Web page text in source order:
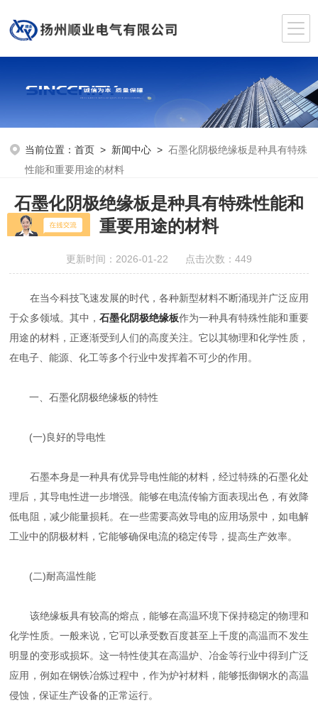
当前位置：首页 > 新闻中心 >石墨化阴极绝缘板是种具有特殊
性能和重要用途的材料
石墨化阴极绝缘板是种具有特殊性能和
重要用途的材料
更新时间：2026-01-22 点击次数：449
在当今科技飞速发展的时代，各种新型材料不断涌现并广泛应用
于众多领域。其中， 石墨化阴极绝缘板作为一种具有特殊性能和重要
用途的材料，正逐渐受到人们的高度关注。它以其物理和化学性质，
在电子、能源、化工等多个行业中发挥着不可少的作用。
一、石墨化阴极绝缘板的特性
(一)良好的导电性
石墨本身是一种具有优异导电性能的材料，经过特殊的石墨化处
理后，其导电性进一步增强。能够在电流传输方面表现出色，有效降
低电阻，减少能量损耗。在一些需要高效导电的应用场景中，如电解
工业中的阴极材料，它能够确保电流的稳定传导，提高生产效率。
(二)耐高温性能
该绝缘板具有较高的熔点，能够在高温环境下保持稳定的物理和
化学性质。一般来说，它可以承受数百度甚至上千度的高温而不发生
明显的变形或损坏。这一特性使其在高温炉、冶金等行业中得到广泛
应用，例如在钢铁冶炼过程中，作为炉衬材料，能够抵御钢水的高温
侵蚀，保证生产设备的正常运行。